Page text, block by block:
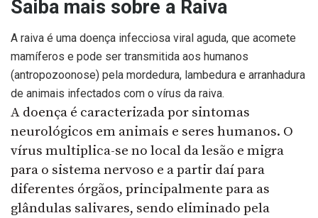
Saiba mais sobre a Raiva
A raiva é uma doença infecciosa viral aguda, que acomete
mamíferos e pode ser transmitida aos humanos
(antropozoonose) pela mordedura, lambedura e arranhadura
de animais infectados com o vírus da raiva.
A doença é caracterizada por sintomas
neurológicos em animais e seres humanos. O
vírus multiplica-se no local da lesão e migra
para o sistema nervoso e a partir daí para
diferentes órgãos, principalmente para as
glândulas salivares, sendo eliminado pela